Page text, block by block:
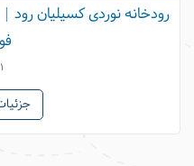
رودخانه نوردی کسیلیان
1 روزه